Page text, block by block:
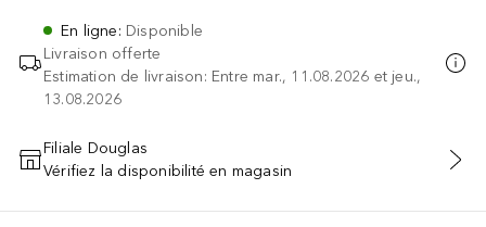
En ligne: Disponible
Livraison offerte
Estimation de livraison: Entre mar., 11.08.2026 et jeu.,
13.08.2026
AJOUTER AU PANIER
Filiale Douglas
Vérifiez la disponibilité en magasin